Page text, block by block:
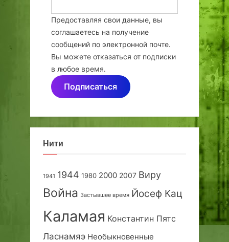
Предоставляя свои данные, вы
соглашаетесь на получение
сообщений по электронной почте.
Вы можете отказаться от подписки
в любое время.
Подписаться
Нити
1941 1944 1980 2000 2007 Виру
Война Застывшее время Йосеф Кац
Каламая Константин Пятс
Ласнамяэ Необыкновенные